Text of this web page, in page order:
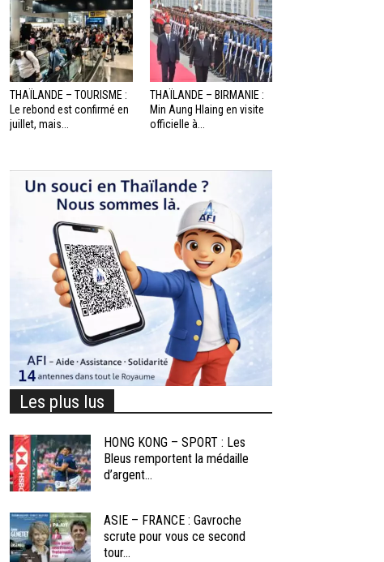
THAÏLANDE – TOURISME :
Le rebond est confirmé en
juillet, mais...
THAÏLANDE – BIRMANIE :
Min Aung Hlaing en visite
officielle à...
Les plus lus
HONG KONG – SPORT : Les
Bleus remportent la médaille
d’argent...
ASIE – FRANCE : Gavroche
scrute pour vous ce second
tour...